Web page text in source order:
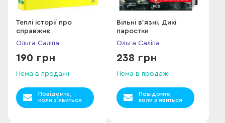
Теплі історії про
справжнє
Ольга Саліпа
190 грн
Нема в продажі
Повідомте,
коли з`явиться
Вільні в’язні. Дикі
паростки
Ольга Саліпа
238 грн
Нема в продажі
Повідомте,
коли з`явиться